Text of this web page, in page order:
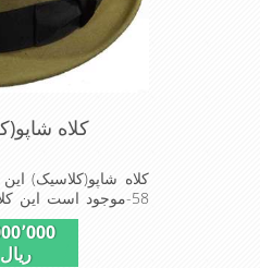
کلاه
58-موجود است این
مهمانی استMade in U.S.A
ریال